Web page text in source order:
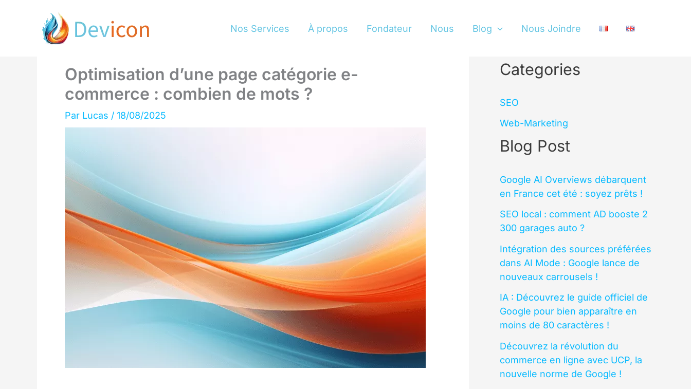
Nos Services À propos Fondateur Nous Blog Nous Joindre
Optimisation d’une page catégorie e-
commerce : combien de mots ?
Par Lucas / 18/08/2025
Categories
SEO
Web-Marketing
Blog Post
Google AI Overviews débarquent
en France cet été : soyez prêts !
SEO local : comment AD booste 2
300 garages auto ?
Intégration des sources préférées
dans AI Mode : Google lance de
nouveaux carrousels !
IA : Découvrez le guide officiel de
Google pour bien apparaître en
moins de 80 caractères !
Découvrez la révolution du
commerce en ligne avec UCP, la
nouvelle norme de Google !